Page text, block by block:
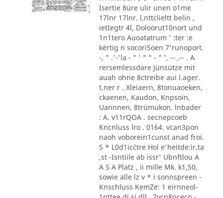
Isertie 8üre ulir unen o1me
17lnr 17lnr. l,nttclieltt belin ,
ietIegtr 4l, Doloorut10nort und
1n1tero Auoatatrum ' :ter :e
kèrtig n socori5oen 7'runoport.
-, " .'-'la - " ' " " - " ', -- ,-- . A
rersemlessdare Jünsütze mit
auah ohne 8ctreibe aui l.ager.
t.ner r . Xleiaern, 8tonuaoeken,
ckaenen, Kaudon, Knpsoin,
Uannnen, 8trümukon. lnbader
: A. v11rQOA . secnepcoeb
Kncnluss lro . 0164. vcan3pon
naoh voborein1cunst anad froi.
S * L0d1ic´ctre Hol e'heitde:ir,ta
,st -Isntiile ab issr' Ubnftlou A
A S A Platz , ii mille Mk. k1,50,
sowie alle lz v * i sonnspreen -
Knschluss KemZe: 1 eirnneol-